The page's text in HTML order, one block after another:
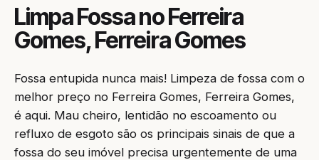
Limpa Fossa no Ferreira
Gomes, Ferreira Gomes
Fossa entupida nunca mais! Limpeza de fossa com o
melhor preço no Ferreira Gomes, Ferreira Gomes,
é aqui. Mau cheiro, lentidão no escoamento ou
refluxo de esgoto são os principais sinais de que a
fossa do seu imóvel precisa urgentemente de uma